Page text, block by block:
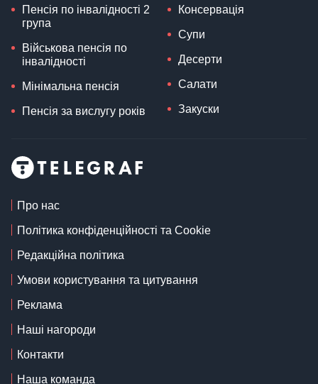
Пенсія по інвалідності 2
група
Військова пенсія по
інвалідності
Мінімальна пенсія
Пенсія за вислугу років
Консервація
Супи
Десерти
Салати
Закуски
Про нас
Політика конфіденційності та Cookie
Редакційна політика
Умови користування та цитування
Реклама
Наші нагороди
Контакти
Наша команда